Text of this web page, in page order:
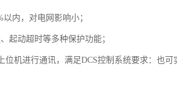
内，对电网影响小；
起动超时等多种保护功能；
位机进行通讯，满足DCS控制系统要求：也可